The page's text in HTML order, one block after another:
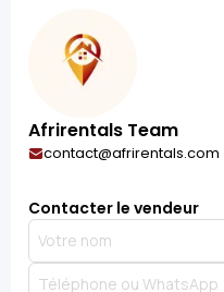
Afrirentals Team
contact@afrirentals.com
Contacter le vendeur